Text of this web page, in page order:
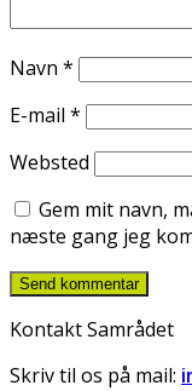
Navn *
E-mail *
Websted
Gem mit navn,
næste gang jeg
Kontakt Samrådet
Skriv til os på mail: